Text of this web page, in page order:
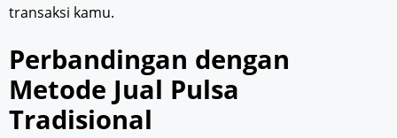
transaksi kamu.
Perbandingan dengan
Metode Jual Pulsa
Tradisional